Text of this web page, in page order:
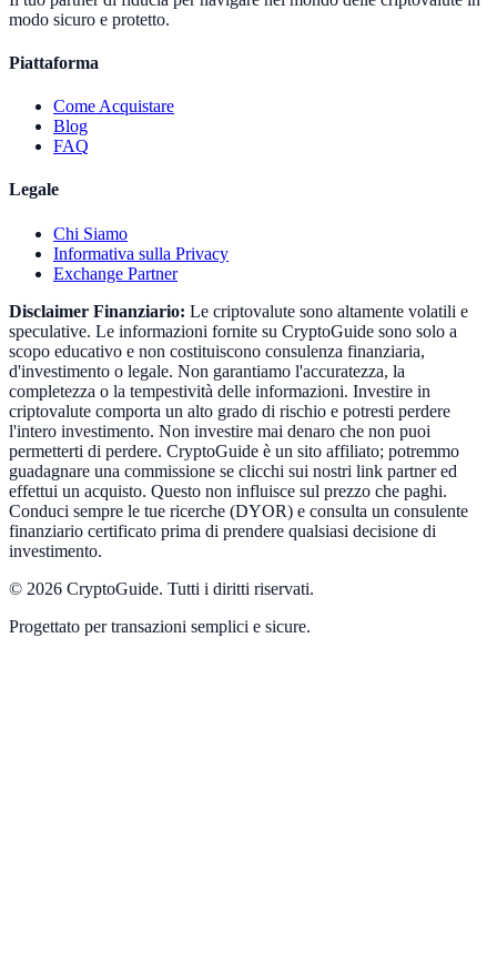
modo sicuro e protetto.
Piattaforma
Come Acquistare
Blog
FAQ
Legale
Chi Siamo
Informativa sulla Privacy
Exchange Partner
Disclaimer Finanziario: Le criptovalute sono altamente volatili e
speculative. Le informazioni fornite su CryptoGuide sono solo a
scopo educativo e non costituiscono consulenza finanziaria,
d'investimento o legale. Non garantiamo l'accuratezza, la
completezza o la tempestività delle informazioni. Investire in
criptovalute comporta un alto grado di rischio e potresti perdere
l'intero investimento. Non investire mai denaro che non puoi
permetterti di perdere. CryptoGuide è un sito affiliato; potremmo
guadagnare una commissione se clicchi sui nostri link partner ed
effettui un acquisto. Questo non influisce sul prezzo che paghi.
Conduci sempre le tue ricerche (DYOR) e consulta un consulente
finanziario certificato prima di prendere qualsiasi decisione di
investimento.
© 2026 CryptoGuide. Tutti i diritti riservati.
Progettato per transazioni semplici e sicure.